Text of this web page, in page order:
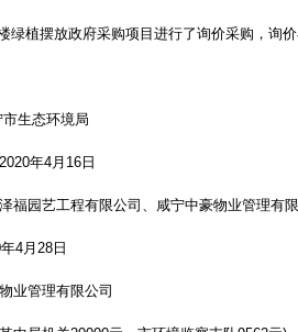
绿植摆放政府采购项目进行了询价采购，询
市生态环境局
年4月16日
福园艺工程有限公司、咸宁中豪物业管理有
4月28日
业管理有限公司